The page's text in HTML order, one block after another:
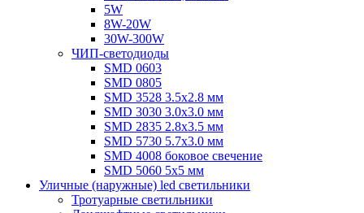
5W
8W-20W
30W-300W
ЧИП-светодиоды
SMD 0603
SMD 0805
SMD 3528 3.5х2.8 мм
SMD 3030 3.0x3.0 мм
SMD 2835 2.8x3.5 мм
SMD 5730 5.7х3.0 мм
SMD 4008 боковое свечение
SMD 5060 5x5 мм
Уличные (наружные) led светильники
Тротуарные светильники